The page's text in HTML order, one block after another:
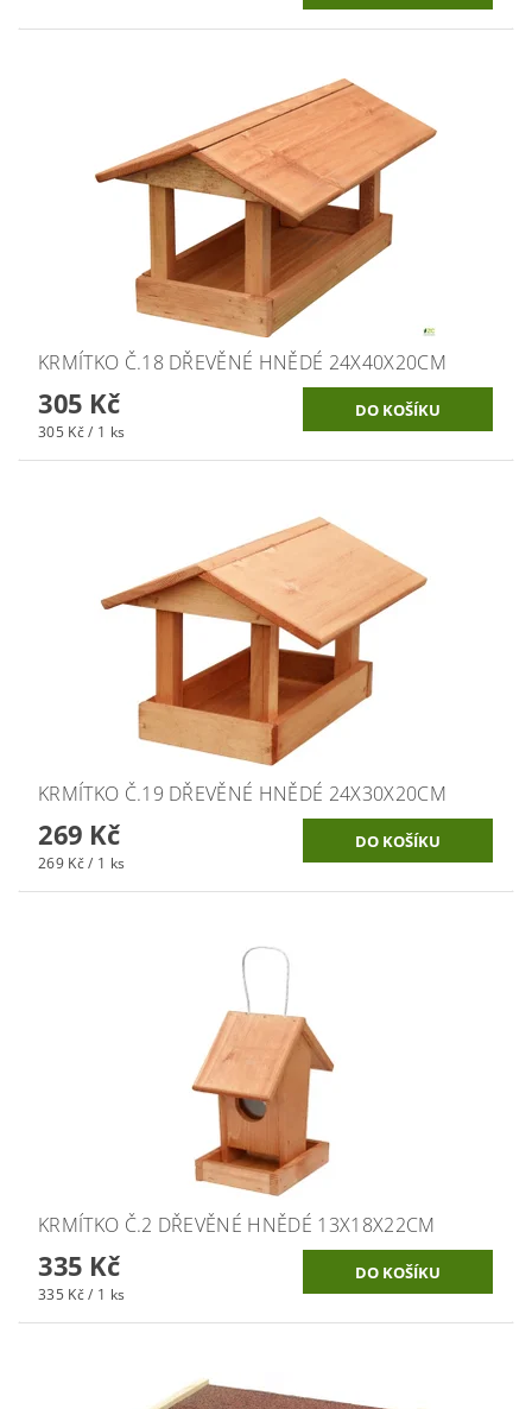
KRMÍTKO Č.18 DŘEVĚNÉ HNĚDÉ 24X40X20CM
305 Kč
305 Kč / 1 ks
KRMÍTKO Č.19 DŘEVĚNÉ HNĚDÉ 24X30X20CM
269 Kč
269 Kč / 1 ks
KRMÍTKO Č.2 DŘEVĚNÉ HNĚDÉ 13X18X22CM
335 Kč
335 Kč / 1 ks